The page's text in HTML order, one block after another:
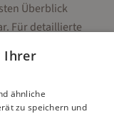
Überblick
. Für detaillierte
besuchen Sie
Ihrer
ähnliche
zu speichern und